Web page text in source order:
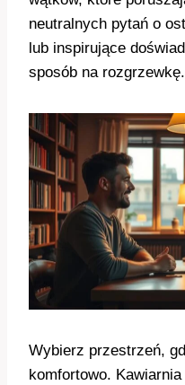
neutralnych pytań o
lub inspirujące
sposób na rozgrzewkę.
Wybierz przestrzeń,
komfortowo.